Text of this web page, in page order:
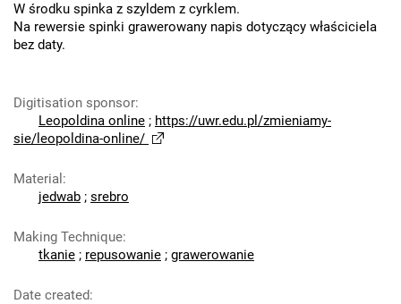
W środku spinka z szyldem z cyrklem.
Na rewersie spinki grawerowany napis dotyczący właściciela
bez daty.
Digitisation sponsor:
Leopoldina online ; https://uwr.edu.pl/zmieniamy-
sie/leopoldina-online/
Material :
jedwab ; srebro
Making Technique:
tkanie ; repusowanie ; grawerowanie
Date created: